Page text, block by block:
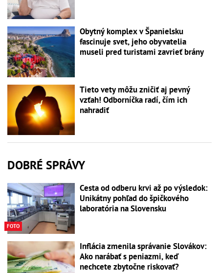
Obytný komplex v Španielsku
fascinuje svet, jeho obyvatelia
museli pred turistami zavrieť brány
Tieto vety môžu zničiť aj pevný
vzťah! Odborníčka radí, čím ich
nahradiť
DOBRÉ SPRÁVY
FOTO
Cesta od odberu krvi až po výsledok:
Unikátny pohľad do špičkového
laboratória na Slovensku
Inflácia zmenila správanie Slovákov:
Ako narábať s peniazmi, keď
nechcete zbytočne riskovať?